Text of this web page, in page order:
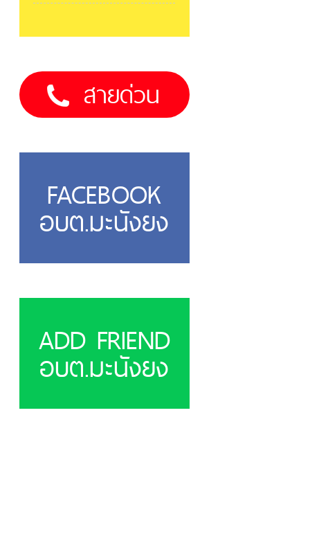
สายด่วน
FACEBOOK
อบต.มะนังยง
ADD FRIEND
อบต.มะนังยง